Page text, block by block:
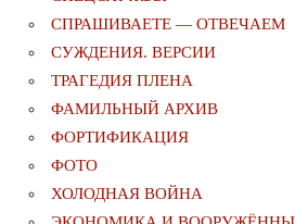
СПРАШИВАЕТЕ — ОТВЕЧАЕМ
СУЖДЕНИЯ. ВЕРСИИ
ТРАГЕДИЯ ПЛЕНА
ФАМИЛЬНЫЙ АРХИВ
ФОРТИФИКАЦИЯ
ФОТО
ХОЛОДНАЯ ВОЙНА